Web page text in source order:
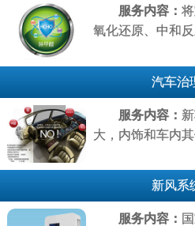
服务内容：
氧化还原、中和
汽车治
服务内容：
大，内饰和车内
新风系
服务内容：